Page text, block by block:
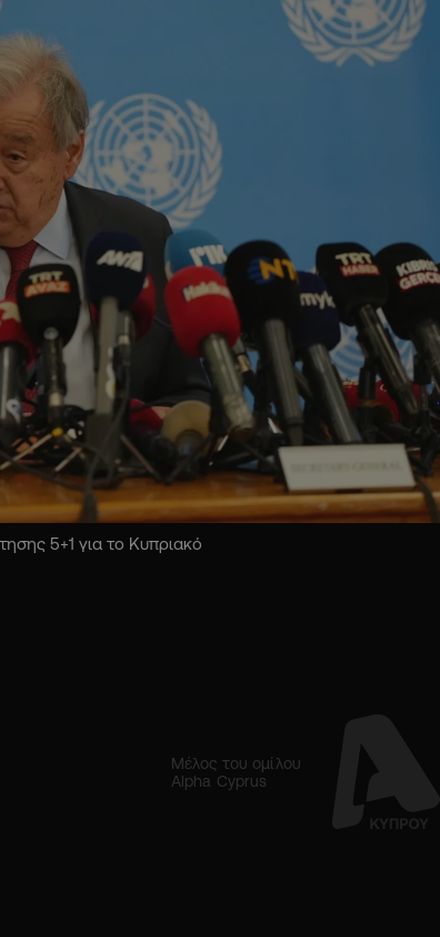
5+1 για το Κυπριακό
Μέλος του ομίλου
Alpha Cyprus